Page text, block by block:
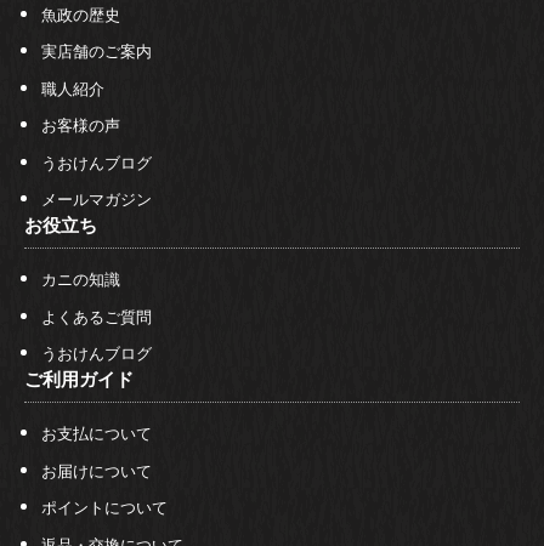
魚政の歴史
実店舗のご案内
職人紹介
お客様の声
うおけんブログ
メールマガジン
お役立ち
カニの知識
よくあるご質問
うおけんブログ
ご利用ガイド
お支払について
お届けについて
ポイントについて